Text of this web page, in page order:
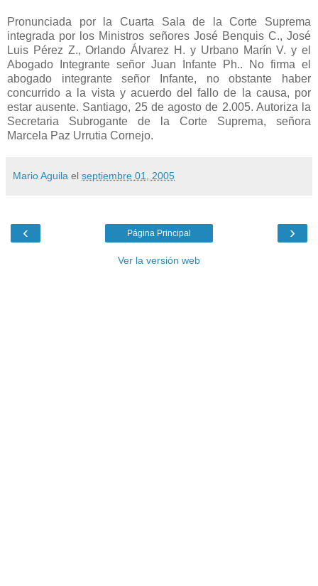
Pronunciada por la Cuarta Sala de la Corte Suprema
integrada por los Ministros señores José Benquis C., José
Luis Pérez Z., Orlando Álvarez H. y Urbano Marín V. y el
Abogado Integrante señor Juan Infante Ph.. No firma el
abogado integrante señor Infante, no obstante haber
concurrido a la vista y acuerdo del fallo de la causa, por
estar ausente. Santiago, 25 de agosto de 2.005. Autoriza la
Secretaria Subrogante de la Corte Suprema, señora
Marcela Paz Urrutia Cornejo.
Mario Aguila el septiembre 01, 2005
‹ ›
Página Principal
Ver la versión web